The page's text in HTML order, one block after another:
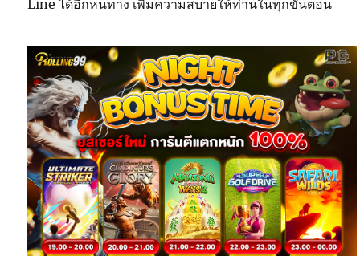
Line ได้อีกหนทาง เพิ่มความสบายให้ท่านในทุกขั้นตอน